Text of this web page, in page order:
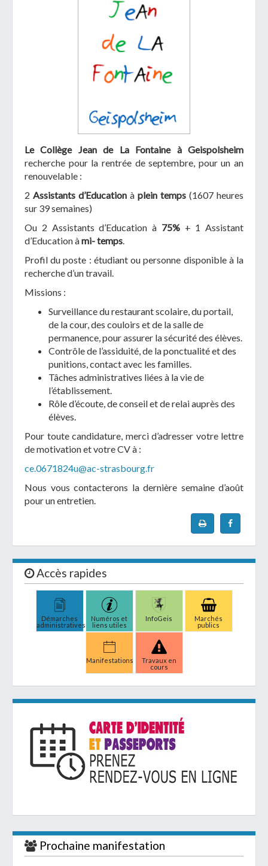
Le Collège Jean de La Fontaine à Geispolsheim
recherche pour la rentrée de septembre, pour un an
renouvelable :
2 Assistants d’Education à plein temps (1607 heures
sur 39 semaines)
Ou 2 Assistants d’Education à 75%+ 1 Assistant
d’Education àmi- temps
Profil du poste : étudiant ou personne disponible à la
recherche d’un travail.
Missions :
Surveillance du restaurant scolaire, du portail,
de la cour, des couloirs et de la salle de
permanence, pour assurer la sécurité des élèves.
Contrôle de l’assiduité, de la ponctualité et des
punitions, contact avec les familles.
Tâches administratives liées à la vie de
l’établissement.
Rôle d’écoute, de conseil et de relai auprès des
élèves.
Pour toute candidature, merci d’adresser votre lettre
de motivation et votre CV à :
ce.0671824u@ac-strasbourg.fr
Nous vous contacterons la dernière semaine d’août
pour un entretien.
Accès rapides
Démarches
administratives
Numéros et
liens utiles
InfoGeis
Marchés
publics
Manifestations
Travaux en
cours
Prochaine manifestation